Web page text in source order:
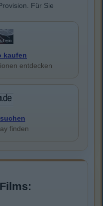
Für Sie
kaufen
entdecken
finden